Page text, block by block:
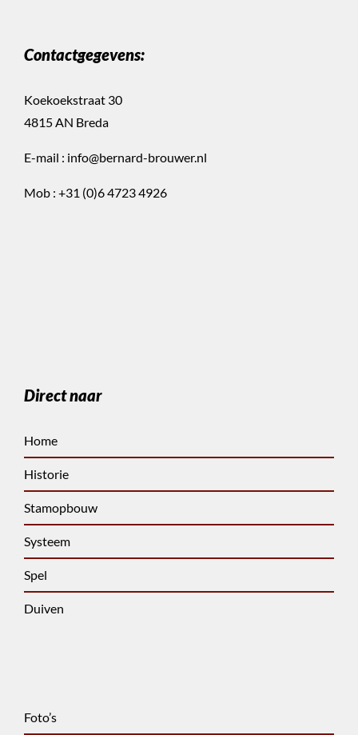
Contactgegevens:
Koekoekstraat 30
4815 AN Breda
E-mail : info@bernard-brouwer.nl
Mob : +31 (0)6 4723 4926
Direct naar
Home
Historie
Stamopbouw
Systeem
Spel
Duiven
Foto’s